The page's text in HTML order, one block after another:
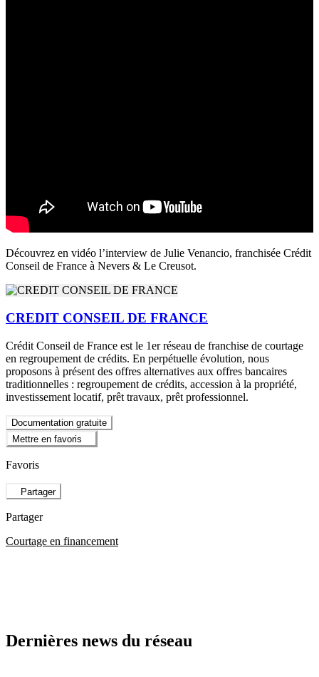
Découvrez en vidéo l’interview de Julie Venancio, franchisée Crédit
Conseil de France à Nevers & Le Creusot.
CREDIT CONSEIL DE FRANCE
Crédit Conseil de France est le 1er réseau de franchise de courtage
en regroupement de crédits. En perpétuelle évolution, nous
proposons à présent des offres alternatives aux offres bancaires
traditionnelles : regroupement de crédits, accession à la propriété,
investissement locatif, prêt travaux, prêt professionnel.
Documentation gratuite
Mettre en favoris
Favoris
Partager
Partager
Courtage en financement
Dernières news du réseau